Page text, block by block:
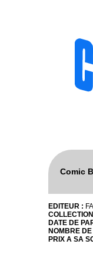
Comic
EDITEUR :
DATE DE
NOMBRE DE
PRIX A SA